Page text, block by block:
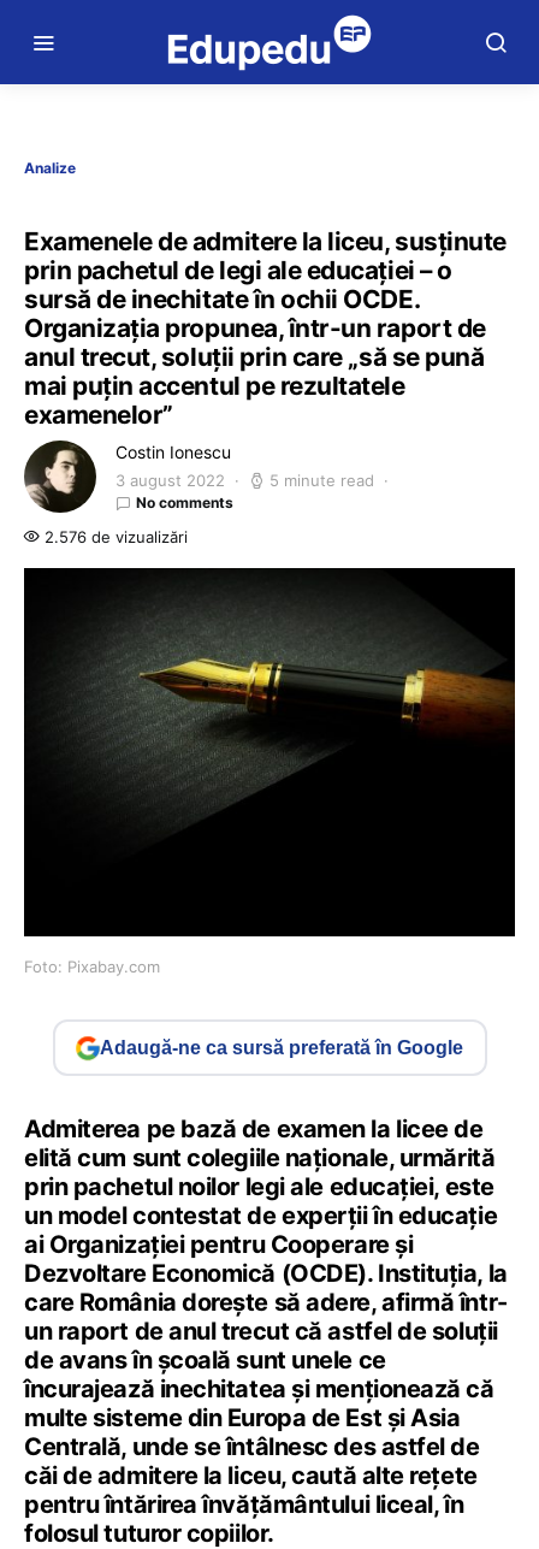
Analize
Examenele de admitere la liceu, susținute
prin pachetul de legi ale educației – o
sursă de inechitate în ochii OCDE.
Organizația propunea, într-un raport de
anul trecut, soluții prin care „să se pună
mai puțin accentul pe rezultatele
examenelor”
Costin Ionescu
3 august 2022 5 minute read
No comments
2.576 de vizualizări
Foto: Pixabay.com
Adaugă-ne ca sursă preferată în Google
Admiterea pe bază de examen la licee de
elită cum sunt colegiile naționale, urmărită
prin pachetul noilor legi ale educației, este
un model contestat de experții în educație
ai Organizației pentru Cooperare și
Dezvoltare Economică (OCDE). Instituția, la
care România dorește să adere, afirmă într-
un raport de anul trecut că astfel de soluții
de avans în școală sunt unele ce
încurajează inechitatea și menționează că
multe sisteme din Europa de Est și Asia
Centrală, unde se întâlnesc des astfel de
căi de admitere la liceu, caută alte rețete
pentru întărirea învățământului liceal, în
folosul tuturor copiilor.